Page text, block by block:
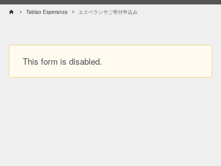
Tablao Esperanza エスペランサご寄付申込み
This form is disabled.